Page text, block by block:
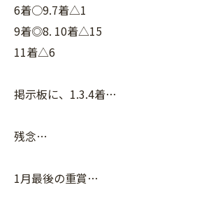
6着○9.7着△1
9着◎8. 10着△15
11着△6
掲示板に、1.3.4着…
残念…
1月最後の重賞…